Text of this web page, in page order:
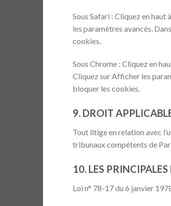
Sous Safari : Cliquez en
les paramètres avancés.
cookies.
Sous Chrome : Cliquez en
Cliquez sur Afficher les
bloquer les cookies.
9. DROIT
Tout litige en relation avec
tribunaux compétents de
10. LES
Loi n° 78-17 du 6 janvier